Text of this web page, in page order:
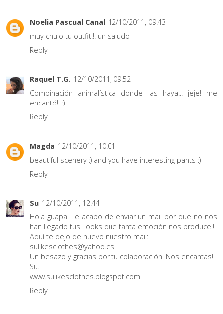
Noelia Pascual Canal 12/10/2011, 09:43
muy chulo tu outfit!!! un saludo
Reply
Raquel T.G. 12/10/2011, 09:52
Combinación animalística donde las haya... jeje! me
encantó!! :)
Reply
Magda 12/10/2011, 10:01
beautiful scenery :) and you have interesting pants :)
Reply
Su 12/10/2011, 12:44
Hola guapa! Te acabo de enviar un mail por que no nos
han llegado tus Looks que tanta emoción nos produce!!
Aquí te dejo de nuevo nuestro mail:
sulikesclothes@yahoo.es
Un besazo y gracias por tu colaboración! Nos encantas!
Su.
www.sulikesclothes.blogspot.com
Reply